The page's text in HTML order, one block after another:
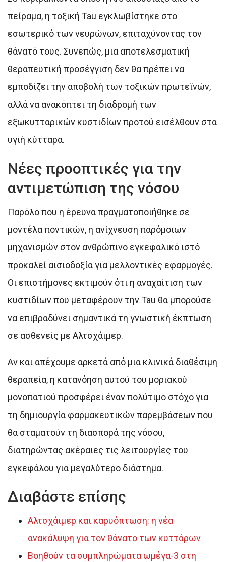
πείραμα, η τοξική Tau εγκλωβίστηκε στο
εσωτερικό των νευρώνων, επιταχύνοντας τον
θάνατό τους. Συνεπώς, μια αποτελεσματική
θεραπευτική προσέγγιση δεν θα πρέπει να
εμποδίζει την αποβολή των τοξικών πρωτεϊνών,
αλλά να ανακόπτει τη διαδρομή των
εξωκυτταρικών κυστιδίων προτού εισέλθουν στα
υγιή κύτταρα.
Νέες προοπτικές για την
αντιμετώπιση της νόσου
Παρόλο που η έρευνα πραγματοποιήθηκε σε
μοντέλα ποντικών, η ανίχνευση παρόμοιων
μηχανισμών στον ανθρώπινο εγκεφαλικό ιστό
προκαλεί αισιοδοξία για μελλοντικές εφαρμογές.
Οι επιστήμονες εκτιμούν ότι η αναχαίτιση των
κυστιδίων που μεταφέρουν την Tau θα μπορούσε
να επιβραδύνει σημαντικά τη γνωστική έκπτωση
σε ασθενείς με Αλτσχάιμερ.
Αν και απέχουμε αρκετά από μια κλινικά διαθέσιμη
θεραπεία, η κατανόηση αυτού του μοριακού
μονοπατιού προσφέρει έναν πολύτιμο στόχο για
τη δημιουργία φαρμακευτικών παρεμβάσεων που
θα σταματούν τη διασπορά της νόσου,
διατηρώντας ακέραιες τις λειτουργίες του
εγκεφάλου για μεγαλύτερο διάστημα.
Διαβάστε επίσης
Αλτσχάιμερ και καρυόπτωση: η νέα
ανακάλυψη για τον θάνατο των κυττάρων
Βοηθούν τα συμπληρώματα ωμέγα-3 στη